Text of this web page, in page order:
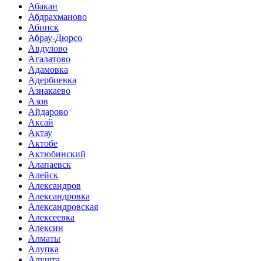
Абакан
Абдрахманово
Абинск
Абрау-Дюрсо
Авдулово
Агалатово
Адамовка
Адербиевка
Азнакаево
Азов
Айдарово
Аксай
Актау
Актобе
Актюбинский
Алапаевск
Алейск
Александров
Александровка
Александровская
Алексеевка
Алексин
Алматы
Алупка